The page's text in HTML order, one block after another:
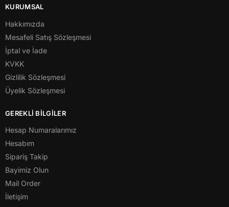
KURUMSAL
Hakkımızda
Mesafeli Satış Sözleşmesi
İptal ve İade
KVKK
Gizlilik Sözleşmesi
Üyelik Sözleşmesi
GEREKLİ BİLGİLER
Hesap Numaralarımız
Hesabım
Sipariş Takip
Bayimiz Olun
Mail Order
İletişim